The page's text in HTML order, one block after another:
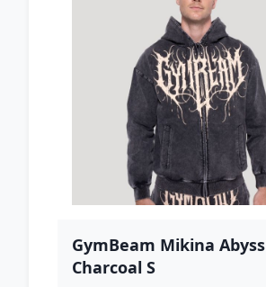
GymBeam Mikina Abyss
Charcoal S